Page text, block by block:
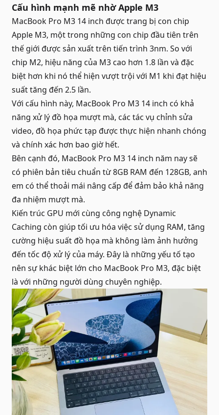
Cấu hình mạnh mẽ nhờ Apple M3
MacBook Pro M3 14 inch được trang bị con chip
Apple M3, một trong những con chip đầu tiên trên
thế giới được sản xuất trên tiến trình 3nm. So với
chip M2, hiệu năng của M3 cao hơn 1.8 lần và đặc
biệt hơn khi nó thể hiện vượt trội với M1 khi đạt hiệu
suất tăng đến 2.5 lần.
Với cấu hình này, MacBook Pro M3 14 inch có khả
năng xử lý đồ họa mượt mà, các tác vụ chỉnh sửa
video, đồ họa phức tạp được thực hiện nhanh chóng
và chính xác hơn bao giờ hết.
Bên cạnh đó, MacBook Pro M3 14 inch năm nay sẽ
có phiên bản tiêu chuẩn từ 8GB RAM đến 128GB, anh
em có thể thoải mái nâng cấp để đảm bảo khả năng
đa nhiệm mượt mà.
Kiến trúc GPU mới cùng công nghệ Dynamic
Caching còn giúp tối ưu hóa việc sử dụng RAM, tăng
cường hiệu suất đồ họa mà không làm ảnh hưởng
đến tốc độ xử lý của máy. Đây là những yếu tố tạo
nên sự khác biệt lớn cho MacBook Pro M3, đặc biệt
là với những người dùng chuyên nghiệp.